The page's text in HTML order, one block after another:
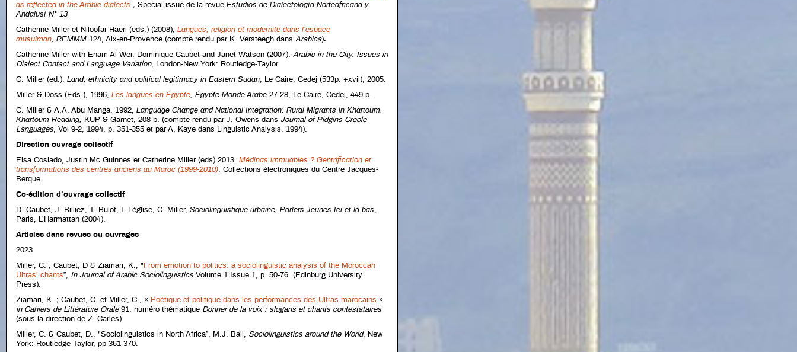
as reflected in the Arabic dialects , Special issue de la revue Estudios de Dialectología Norteafricana y
Andalusí N° 13
Catherine Miller et Niloofar Haeri (eds.) (2008), Langues, religion et modernité dans l’espace
musulman, REMMM 124, Aix-en-Provence (compte rendu par K. Versteegh dans Arabica).
Catherine Miller with Enam Al-Wer, Dominique Caubet and Janet Watson (2007), Arabic in the City. Issues in
Dialect Contact and Language Variation, London-New York: Routledge-Taylor.
C. Miller (ed.), Land, ethnicity and political legitimacy in Eastern Sudan, Le Caire, Cedej (533p. +xvii), 2005.
Miller & Doss (Eds.), 1996, Les langues en Égypte, Égypte Monde Arabe 27-28, Le Caire, Cedej, 449 p.
C. Miller & A.A. Abu Manga, 1992, Language Change and National Integration: Rural Migrants in Khartoum.
Khartoum-Reading,
KUP & Garnet, 208 p. (compte rendu par J. Owens dans Journal of Pidgins Creole
Languages, Vol 9-2, 1994, p. 351-355 et par A. Kaye dans Linguistic Analysis, 1994).
Direction ouvrage collectif
Elsa Coslado, Justin Mc Guinnes et Catherine Miller (eds) 2013. Médinas immuables ? Gentrification et
transformations des centres anciens au Maroc (1999-2010), Collections électroniques du Centre Jacques-
Berque.
Co-édition d’ouvrage collectif
D. Caubet, J. Billiez, T. Bulot, I. Léglise, C. Miller, Sociolinguistique urbaine, Parlers Jeunes Ici et là-bas,
Paris, L’Harmattan (2004).
Articles dans revues ou ouvrages
2023
Miller, C. ; Caubet, D & Ziamari, K., " From emotion to politics: a sociolinguistic analysis of the Moroccan
Ultras’ chants”, In Journal of Arabic SociolinguisticsVolume 1 Issue 1, p. 50-76 (Edinburg University
Press).
Ziamari, K. ; Caubet, C. et Miller, C., « Poétique et politique dans les performances des Ultras marocains »
in Cahiers de Littérature Orale91, numéro thématique Donner de la voix : slogans et chants contestataires
(sous la direction de Z. Carles).
Miller, C. & Caubet, D., "Sociolinguistics in North Africa”, M.J. Ball, Sociolinguistics around the World, New
York: Routledge-Taylor, pp 361-370.